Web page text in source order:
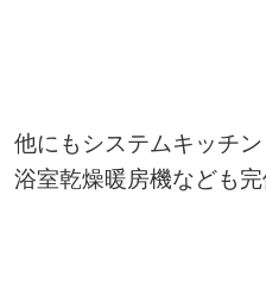
他にもシステムキッチ
浴室乾燥暖房機なども完